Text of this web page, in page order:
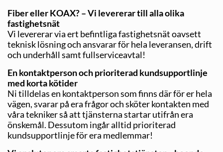
Fiber eller KOAX? – Vi levererar till alla olika
fastighetsnät
Vi levererar via ert befintliga fastighetsnät oavsett
teknisk lösning och ansvarar för hela leveransen, drift
och underhåll samt fullserviceavtal!
En kontaktperson och prioriterad kundsupportlinje
med korta kötider
Ni tilldelas en kontaktperson som finns där för er hela
vägen, svarar på era frågor och sköter kontakten med
våra tekniker så att tjänsterna startar utifrån era
önskemål. Dessutom ingår alltid prioriterad
kundsupportlinje för era medlemmar!